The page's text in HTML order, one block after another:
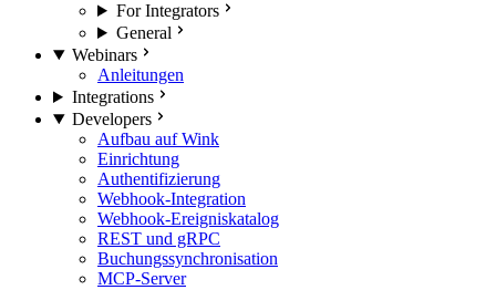
For Integrators
General
Webinars
Anleitungen
Integrations
Developers
Aufbau auf Wink
Einrichtung
Authentifizierung
Webhook-Integration
Webhook-Ereigniskatalog
REST und gRPC
Buchungssynchronisation
MCP-Server